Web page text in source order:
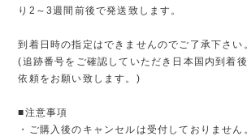
り2～3週間前後で発送致します。
到着日時の指定はできませんのでご了承下さい
(追跡番号をご確認していただき日本国内到着
依頼をお願い致します。)
■注意事項
・ご購入後のキャンセルは受付しておりません